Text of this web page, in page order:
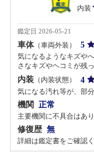
内装
鑑定日 2026-05-21
車体（車両外装） 5
気になるようなキズや
さなキズやヘコミが残
内装 （内装状態） 4
気になる汚れ等が、部
機関 正常
主要機関に不具合はあり
修復歴 無
詳細は鑑定書をご確認く